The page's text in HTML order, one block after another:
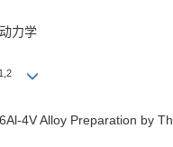
力学
1,2
4V Alloy Preparation by